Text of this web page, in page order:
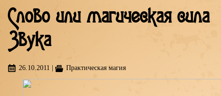
Слово или магическая сила
Звука
26.10.2011 Практическая магия